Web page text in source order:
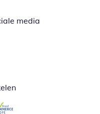
media
in nieuw venster